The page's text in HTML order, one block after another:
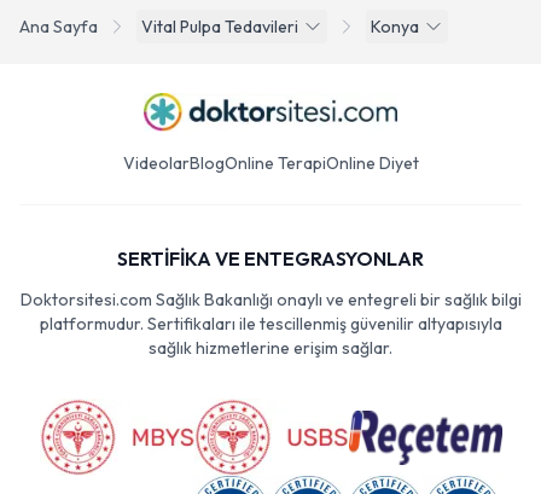
Ana Sayfa Vital Pulpa Tedavileri Konya
VideolarBlogOnline TerapiOnline Diyet
SERTİFİKA VE ENTEGRASYONLAR
Doktorsitesi.com Sağlık Bakanlığı onaylı ve entegreli bir sağlık bilgi
platformudur. Sertifikaları ile tescillenmiş güvenilir altyapısıyla
sağlık hizmetlerine erişim sağlar.